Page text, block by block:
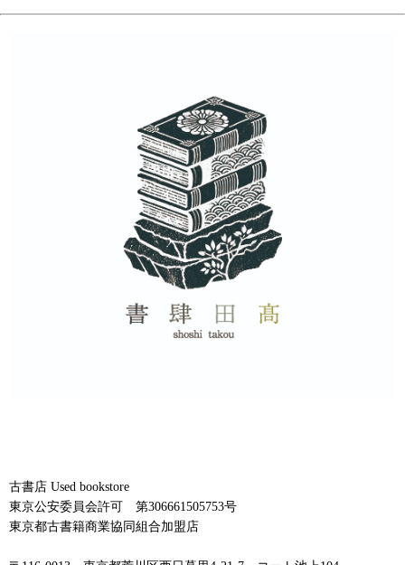
古書店 Used bookstore
東京公安委員会許可 第306661505753号
東京都古書籍商業協同組合加盟店